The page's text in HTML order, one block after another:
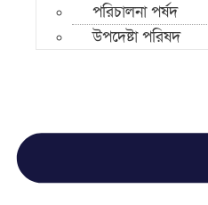
পরিচালনা পর্ষদ
উপদেষ্টা পরিষদ